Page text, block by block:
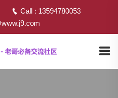
Call : 13594780053